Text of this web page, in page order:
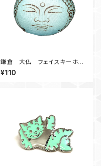
鎌倉 大仏 フェイスキーホル
ダー
¥110